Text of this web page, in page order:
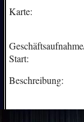
Karte:
Start:
Beschreibung: